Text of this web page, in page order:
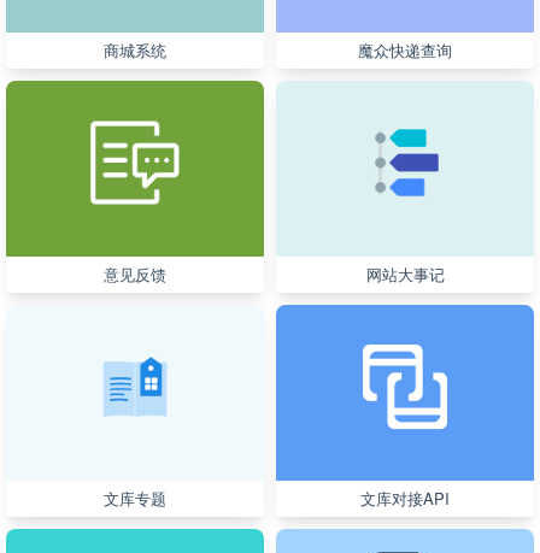
商城系统 魔众快递查询
意见反馈 网站大事记
文库专题 文库对接API